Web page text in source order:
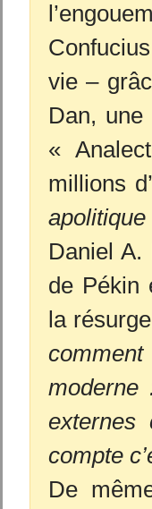
vie –
Dan,
«
millions
Daniel A.
de Pékin
la
compte
De